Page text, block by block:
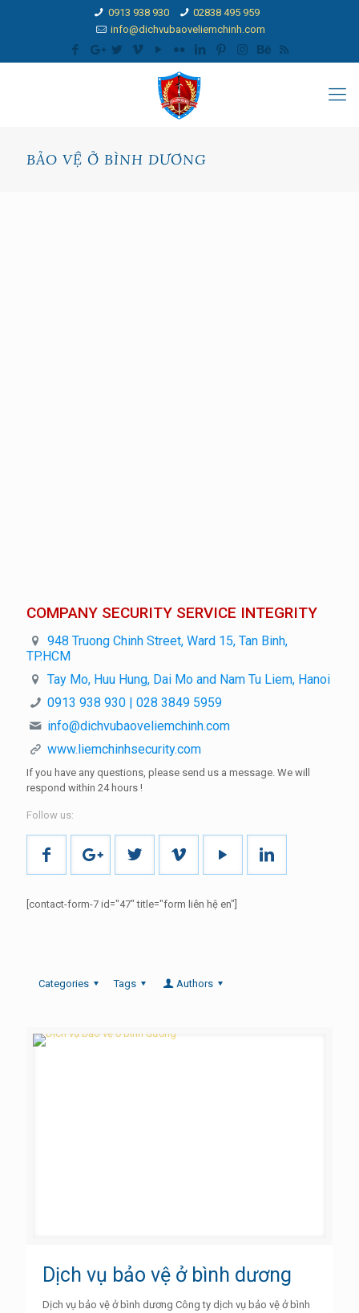
0913 938 930
02838 495 959
info@dichvubaoveliemchinh.com
BẢO VỆ Ở BÌNH DƯƠNG
COMPANY SECURITY SERVICE INTEGRITY
948 Truong Chinh Street, Ward 15, Tan Binh,
TP.HCM
Tay Mo, Huu Hung, Dai Mo and Nam Tu Liem, Hanoi
0913 938 930 | 028 3849 5959
info@dichvubaoveliemchinh.com
www.liemchinhsecurity.com
If you have any questions, please send us a message. We will
respond within 24 hours !
Follow us:
[contact-form-7 id="47" title="form liên hệ en"]
Categories Tags Authors
Dịch vụ bảo vệ ở bình dương
Dịch vụ bảo vệ ở bình dương Công ty dịch vụ bảo vệ ở bình